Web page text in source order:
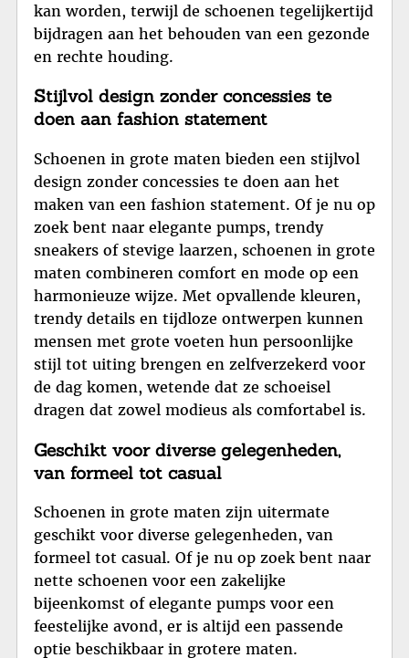
kan worden, terwijl de schoenen tegelijkertijd
bijdragen aan het behouden van een gezonde
en rechte houding.
Stijlvol design zonder concessies te
doen aan fashion statement
Schoenen in grote maten bieden een stijlvol
design zonder concessies te doen aan het
maken van een fashion statement. Of je nu op
zoek bent naar elegante pumps, trendy
sneakers of stevige laarzen, schoenen in grote
maten combineren comfort en mode op een
harmonieuze wijze. Met opvallende kleuren,
trendy details en tijdloze ontwerpen kunnen
mensen met grote voeten hun persoonlijke
stijl tot uiting brengen en zelfverzekerd voor
de dag komen, wetende dat ze schoeisel
dragen dat zowel modieus als comfortabel is.
Geschikt voor diverse gelegenheden,
van formeel tot casual
Schoenen in grote maten zijn uitermate
geschikt voor diverse gelegenheden, van
formeel tot casual. Of je nu op zoek bent naar
nette schoenen voor een zakelijke
bijeenkomst of elegante pumps voor een
feestelijke avond, er is altijd een passende
optie beschikbaar in grotere maten.